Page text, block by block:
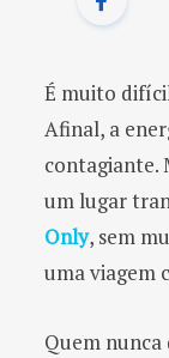
É muito
Afinal, a
contagiante.
um lugar
Only, sem
uma viagem
Quem nunca